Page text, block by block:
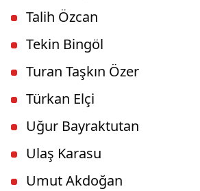
Talih Özcan
Tekin Bingöl
Turan Taşkın Özer
Türkan Elçi
Uğur Bayraktutan
Ulaş Karasu
Umut Akdoğan